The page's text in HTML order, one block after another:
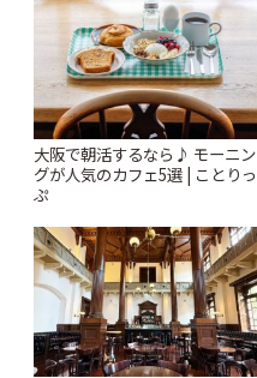
ぷ
大阪で朝活するなら♪ モーニン
グが人気のカフェ5選 | ことりっ
ぷ